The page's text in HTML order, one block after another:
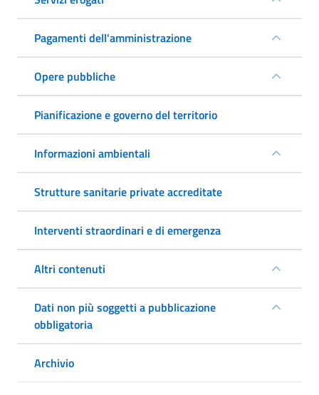
Pagamenti dell'amministrazione
Opere pubbliche
Pianificazione e governo del territorio
Informazioni ambientali
Strutture sanitarie private accreditate
Interventi straordinari e di emergenza
Altri contenuti
Dati non più soggetti a pubblicazione
obbligatoria
Archivio